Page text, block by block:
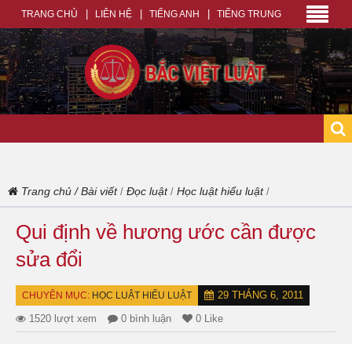
TRANG CHỦ LIÊN HỆ TIẾNG ANH TIẾNG TRUNG
Trang chủ /Bài viết/ Đọc luật/ Học luật hiểu luật/
Qui định về hương ước cần được
sửa đổi
CHUYÊN MỤC: HỌC LUẬT HIỂU LUẬT
29 THÁNG 6, 2011
1520 lượt xem
0 bình luận 0 Like